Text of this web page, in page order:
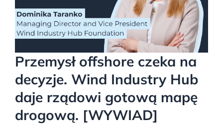
Przemysł offshore czeka na
decyzje. Wind Industry Hub
daje rządowi gotową mapę
drogową. [WYWIAD]